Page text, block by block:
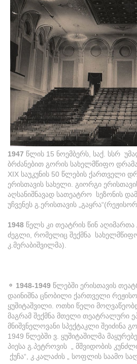
1947 წლის 15 ნოემბერს, საქ. სსრ
ბრძანებით გორის სახელმწიფო
XIX საუკუნის 50 წლების ქართველი
ერისთავის სახელი. გიორგი
აღსანიშნავად სათეატრო სეზონის
უჩვენეს გ.ერისთავის
1948 წელს კი თეატრის წინ
ძეგლი, რომელიც შექმნა
კ.მერაბიშვილმა).
⚬ 1948-1949 წლებში ერისთავის
დაინიშნა ცნობილი ქართველი
ყუშიტაშვილი. ოთხი წელი
მაგრამ შექმნა მთელი თეატრალური
მნიშვნელოვანი სპექტაკლი შეიძინა
1949 წლებში ვ. ყუშიტაშილმა
პიესა გ.პეტროვის „ მშვიდობის
ქუჩა“, კ.კალაძის „ სოფლის საამო